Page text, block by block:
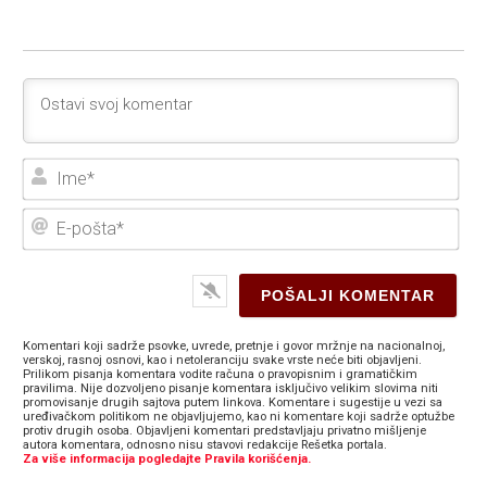
E-
Komentari koji sadrže psovke, uvrede, pretnje i govor mržnje na nacionalnoj,
verskoj, rasnoj osnovi, kao i netoleranciju svake vrste neće biti objavljeni.
Prilikom pisanja komentara vodite računa o pravopisnim i gramatičkim
pravilima. Nije dozvoljeno pisanje komentara isključivo velikim slovima niti
promovisanje drugih sajtova putem linkova. Komentare i sugestije u vezi sa
uređivačkom politikom ne objavljujemo, kao ni komentare koji sadrže optužbe
protiv drugih osoba. Objavljeni komentari predstavljaju privatno mišljenje
autora komentara, odnosno nisu stavovi redakcije Rešetka portala.
Za više informacija pogledajte Pravila korišćenja.